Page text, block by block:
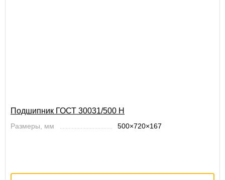
Подшипник ГОСТ 30031/500 Н
Размеры, мм 500×720×167